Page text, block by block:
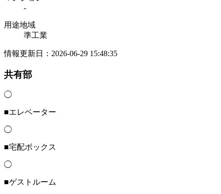
-
用途地域
準工業
情報更新日：2026-06-29 15:48:35
共有部
◯
■エレベーター
◯
■宅配ボックス
◯
■ゲストルーム